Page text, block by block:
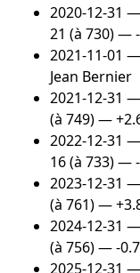
2020-12-31 —
21 (à 730) —
2021-11-01 —
Jean Bernier
2021-12-31 —
(à 749) —
2022-12-31 —
16 (à 733) —
2023-12-31 —
(à 761) —
2024-12-31 —
(à 756) — -
2025-12-31 —